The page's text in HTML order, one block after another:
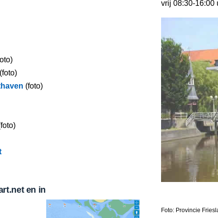
(foto)
en in
vrij 08:30-16:00
Foto: Provincie